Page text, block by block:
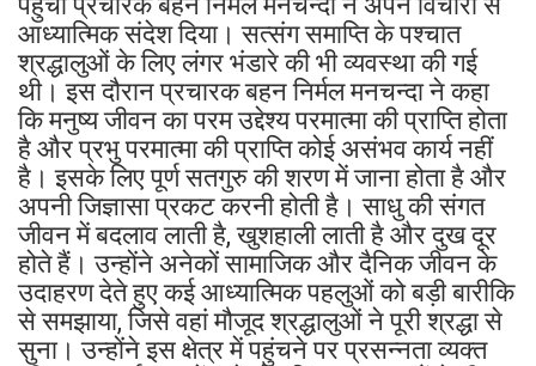
आध्यात्मिक संदेश दिया। सत्संग समाप्ति के पश्चात
श्रद्धालुओं के लिए लंगर भंडारे की भी व्यवस्था की गई
थी। इस दौरान प्रचारक बहन निर्मल मनचन्दा ने कहा
कि मनुष्य जीवन का परम उद्देश्य परमात्मा की प्राप्ति होता
है और प्रभु परमात्मा की प्राप्ति कोई असंभव कार्य नहीं
है। इसके लिए पूर्ण सतगुरु की शरण में जाना होता है और
अपनी जिज्ञासा प्रकट करनी होती है। साधु की संगत
जीवन में बदलाव लाती है, खुशहाली लाती है और दुख दूर
होते हैं। उन्होंने अनेकों सामाजिक और दैनिक जीवन के
उदाहरण देते हुए कई आध्यात्मिक पहलुओं को बड़ी बारीकि
से समझाया, जिसे वहां मौजूद श्रद्धालुओं ने पूरी श्रद्धा से
सुना। उन्होंने इस क्षेत्र में पहुंचने पर प्रसन्नता व्यक्त